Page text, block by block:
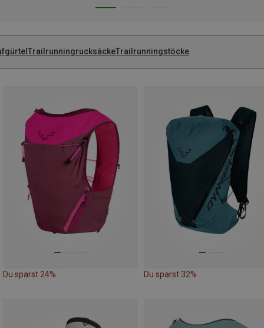
TrailrunningrucksäckeTrailrunningstöcke
Du sparst 24% Du sparst 32%